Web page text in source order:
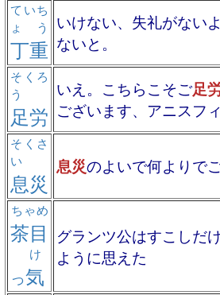
丁重
ていち
ょう
いけない、失礼がない
ないと。
足労
そくろ
う
いえ。こちらこそご足
ございます、アニスフ
息災
そくさ
い
息災のよいで何よりで
茶目
ちゃめ
っ気
け
グランツ公はすこしだ
ように思えた